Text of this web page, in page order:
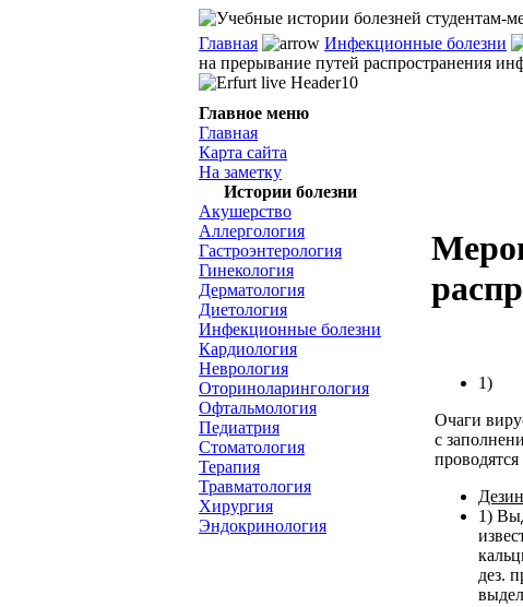
Главная Инфекционные болезни
на прерывание путей распространения
Главное меню
Главная
Карта сайта
На заметку
Истории болезни
Акушерство
Аллергология
Гастроэнтерология
Гинекология
Дерматология
Диетология
Инфекционные болезни
Кардиология
Неврология
Оториноларингология
Офтальмология
Педиатрия
Стоматология
Терапия
Травматология
Хирургия
Эндокринология
1)
Очаги
с
1)
дез.